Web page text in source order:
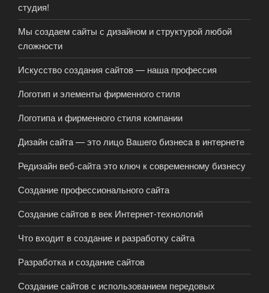
студия!
Мы создаем сайты с дизайном и структурой любой
сложности
Искусство создания сайтов — наша профессия
Логотип и элементы фирменного стиля
Логотипа и фирменного стиля компании
Дизaйн caйтa — этo лицo Вaшeгo бизнeca в интepнeтe
Редизайн веб-сайта это ключ к современному бизнесу
Создание профессионального сайта
Создание сайтов в век Интернет-технологий
Что входит в создание и разработку сайта
Разработка и создание сайтов
Создание сайтов с использованием передовых